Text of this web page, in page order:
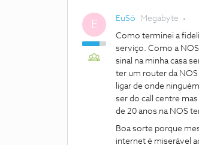
E EuSó Megabyte
Como terminei a
serviço. Como a
sinal na minha casa
ter um router da
ligar de onde
ser do call centre
de 20 anos na NOS
Boa sorte porque
internet é miserável